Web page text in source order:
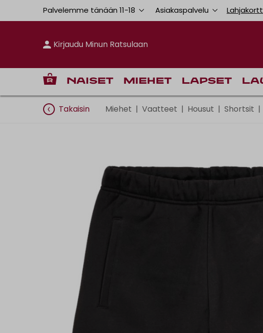
Palvelemme tänään 11-18 Asiakaspalvelu
Kirjaudu Minun Ratsulaan
Naiset Miehet Lapset
Takaisin Miehet | Vaatteet | Housut | Shortsit |